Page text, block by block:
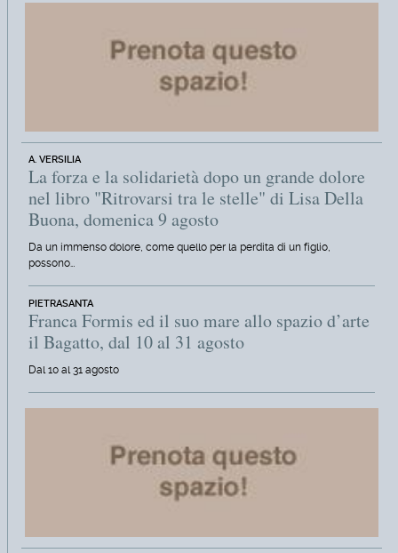
A. VERSILIA
La forza e la solidarietà dopo un grande dolore
nel libro "Ritrovarsi tra le stelle" di Lisa Della
Buona, domenica 9 agosto
Da un immenso dolore, come quello per la perdita di un figlio,
possono…
PIETRASANTA
Franca Formis ed il suo mare allo spazio d’arte
il Bagatto, dal 10 al 31 agosto
Dal 10 al 31 agosto